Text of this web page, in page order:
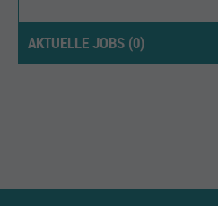
AKTUELLE JOBS (0)